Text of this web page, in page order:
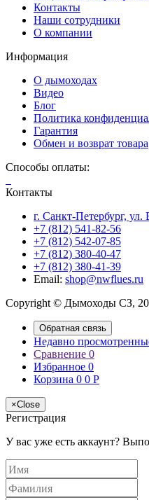
Контакты
Наши сотрудники
О компании
Информация
О дымоходах
Видео
Блог
Политика
Гарантия
Обмен и возврат товара
Способы оплаты:
Контакты
г. Санкт-Петербург, ул.
+7 (812) 541-82-56
+7 (812) 542-07-85
+7 (812) 380-40-47
+7 (812) 380-41-39
Email: shop@nwflues.ru
Copyright © Дымоходы СЗ,
Обратная связь
Недавно
Сравнение 0
Избранное 0
Корзина 0 0 Р
×Close
Регистрация
У вас уже есть аккаунт?